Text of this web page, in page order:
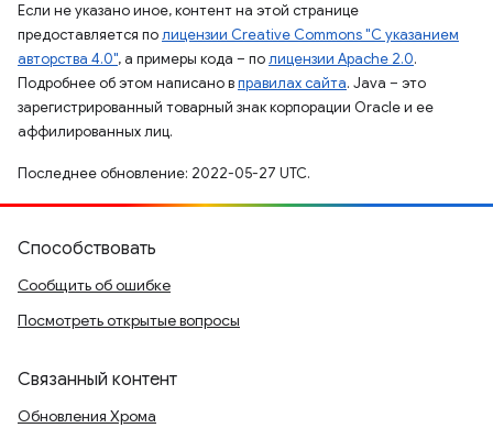
Если не указано иное, контент на этой странице
предоставляется полицензии Creative Commons "С указанием
авторства 4.0", а примеры кода – полицензии Apache 2.0.
Подробнее об этом написано вправилах сайта. Java – это
зарегистрированный товарный знак корпорации Oracle и ее
аффилированных лиц.
Последнее обновление: 2022-05-27 UTC.
Способствовать
Сообщить об ошибке
Посмотреть открытые вопросы
Связанный контент
Обновления Хрома